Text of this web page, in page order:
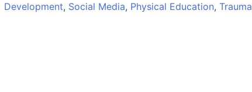
Development, Social Media, Physical Education,